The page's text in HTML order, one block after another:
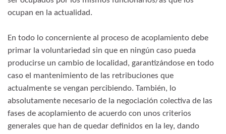
ocupan en la actualidad.
En todo lo concerniente al proceso de acoplamiento debe
primar la voluntariedad sin que en ningún caso pueda
producirse un cambio de localidad, garantizándose en todo
caso el mantenimiento de las retribuciones que
actualmente se vengan percibiendo. También, lo
absolutamente necesario de la negociación colectiva de las
fases de acoplamiento de acuerdo con unos criterios
generales que han de quedar definidos en la ley, dando